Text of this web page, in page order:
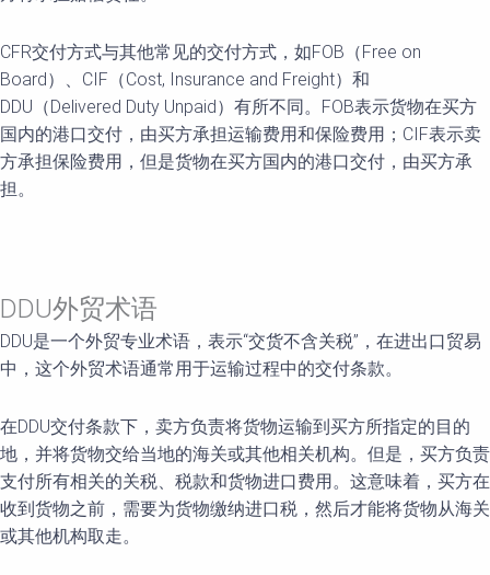
CFR交付方式与其他常见的交付方式，如FOB（Free on
Board）、CIF（Cost, Insurance and Freight）和
DDU（Delivered Duty Unpaid）有所不同。FOB表示货物在买方
国内的港口交付，由买方承担运输费用和保险费用；CIF表示卖
方承担保险费用，但是货物在买方国内的港口交付，由买方承
担。
DDU外贸术语
DDU是一个外贸专业术语，表示“交货不含关税”，在进出口贸易
中，这个外贸术语通常用于运输过程中的交付条款。
在DDU交付条款下，卖方负责将货物运输到买方所指定的目的
地，并将货物交给当地的海关或其他相关机构。但是，买方负责
支付所有相关的关税、税款和货物进口费用。这意味着，买方在
收到货物之前，需要为货物缴纳进口税，然后才能将货物从海关
或其他机构取走。